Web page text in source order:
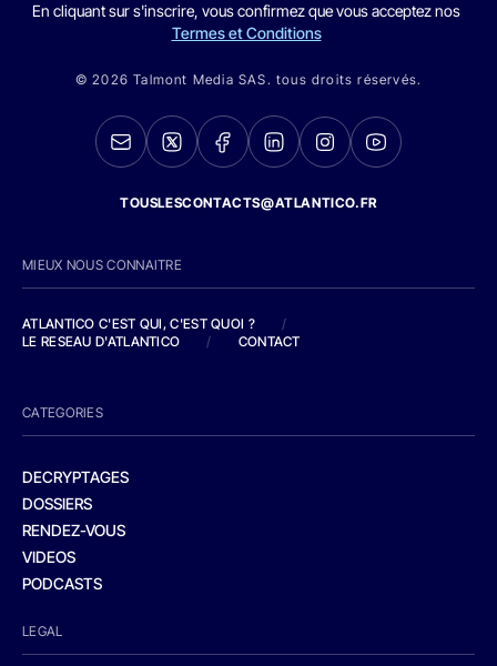
En cliquant sur s'inscrire, vous confirmez que vous acceptez nos
Termes et Conditions
© 2026 Talmont Media SAS. tous droits réservés.
TOUSLESCONTACTS@ATLANTICO.FR
MIEUX NOUS CONNAITRE
ATLANTICO C'EST QUI, C'EST QUOI ?
/
LE RESEAU D'ATLANTICO
/ CONTACT
CATEGORIES
DECRYPTAGES
DOSSIERS
RENDEZ-VOUS
VIDEOS
PODCASTS
LEGAL